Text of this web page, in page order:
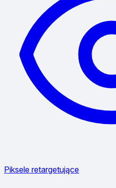
Piksele retargetujące